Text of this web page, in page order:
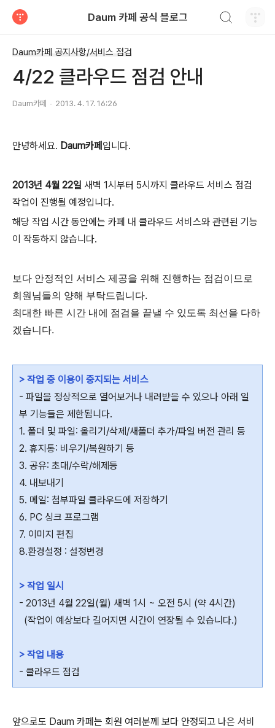
Daum 카페 공식 블로그
Daum카페 공지사항/서비스 점검
4/22 클라우드 점검 안내
Daum카페 2013. 4. 17. 16:26
안녕하세요. Daum카페 입니다.
2013년 4월 22일 새벽 1시부터 5시까지 클라우드 서비스 점검
작업이 진행될 예정입니다.
해당 작업 시간 동안에는 카페 내 클라우드 서비스와 관련된 기능
이 작동하지 않습니다.
보다 안정적인 서비스 제공을 위해 진행하는 점검이므로
회원님들의 양해 부탁드립니다.
최대한 빠른 시간 내에 점검을 끝낼 수 있도록 최선을 다하
겠습니다.
> 작업 중 이용이 중지되는 서비스
- 파일을 정상적으로 열어보거나 내려받을 수 있으나 아래 일
부 기능들은 제한됩니다.
1. 폴더 및 파일: 올리기/삭제/새폴더 추가/파일 버전 관리 등
2. 휴지통: 비우기/복원하기 등
3. 공유: 초대/수락/해제등
4. 내보내기
5. 메일: 첨부파일 클라우드에 저장하기
6. PC 싱크 프로그램
7. 이미지 편집
8.환경설정 : 설정변경
> 작업 일시
- 2013년 4월 22일(월) 새벽 1시 ~ 오전 5시 (약 4시간)
(작업이 예상보다 길어지면 시간이 연장될 수 있습니다.)
> 작업 내용
- 클라우드 점검
앞으로도 Daum 카페는 회원 여러분께 보다 안정되고 나은 서비